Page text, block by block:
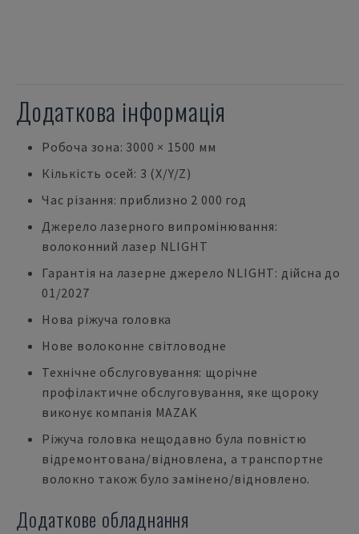
Додаткова інформація
Робоча зона: 3000 × 1500 мм
Кількість осей: 3 (X/Y/Z)
Час різання: приблизно 2 000 год
Джерело лазерного випромінювання:
волоконний лазер NLIGHT
Гарантія на лазерне джерело NLIGHT: дійсна до
01/2027
Нова ріжуча головка
Нове волоконне світловодне
Технічне обслуговування: щорічне
профілактичне обслуговування, яке щороку
виконує компанія MAZAK
Ріжуча головка нещодавно була повністю
відремонтована/відновлена, а транспортне
волокно також було замінено/відновлено.
Додаткове обладнання